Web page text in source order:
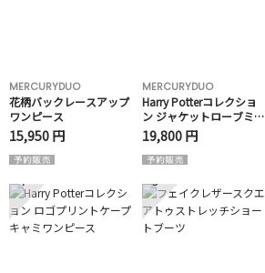
MERCURYDUO
花柄バックレースアップ
ワンピース
15,950 円
MERCURYDUO
Harry Potterコレクショ
ン ジャケットローブミニ
ワンピース
19,800 円
4 5